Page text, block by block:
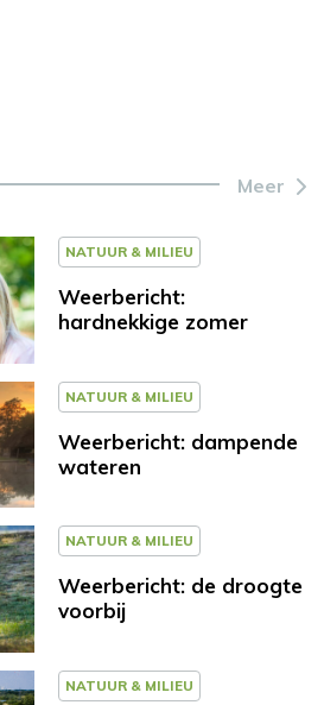
Meer
NATUUR & MILIEU
Weerbericht:
hardnekkige zomer
NATUUR & MILIEU
Weerbericht: dampende
wateren
NATUUR & MILIEU
Weerbericht: de droogte
voorbij
NATUUR & MILIEU